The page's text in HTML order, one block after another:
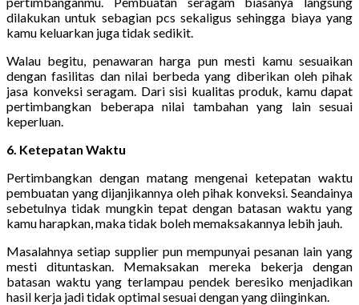
dilakukan untuk sebagian pcs sekaligus sehingga biaya yang
kamu keluarkan juga tidak sedikit.
Walau begitu, penawaran harga pun mesti kamu sesuaikan
dengan fasilitas dan nilai berbeda yang diberikan oleh pihak
jasa konveksi seragam. Dari sisi kualitas produk, kamu dapat
pertimbangkan beberapa nilai tambahan yang lain sesuai
keperluan.
6. Ketepatan Waktu
Pertimbangkan dengan matang mengenai ketepatan waktu
pembuatan yang dijanjikannya oleh pihak konveksi. Seandainya
sebetulnya tidak mungkin tepat dengan batasan waktu yang
kamu harapkan, maka tidak boleh memaksakannya lebih jauh.
Masalahnya setiap supplier pun mempunyai pesanan lain yang
mesti dituntaskan. Memaksakan mereka bekerja dengan
batasan waktu yang terlampau pendek beresiko menjadikan
hasil kerja jadi tidak optimal sesuai dengan yang diinginkan.